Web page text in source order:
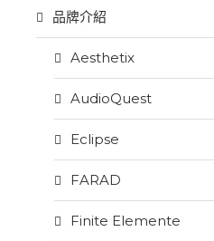
品牌介紹
Aesthetix
AudioQuest
Eclipse
FARAD
Finite Elemente